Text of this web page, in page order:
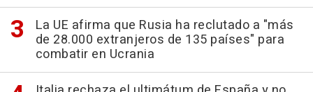
La UE afirma que Rusia ha reclutado a "más
de 28.000 extranjeros de 135 países" para
combatir en Ucrania